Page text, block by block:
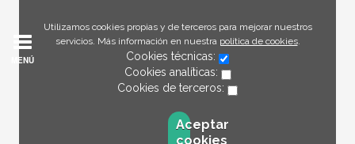
Utilizamos cookies propias y de terceros para mejorar nuestros
servicios. Más información en nuestra política de cookies.
Cookies técnicas:
Cookies analíticas:
Cookies de terceros:
Aceptar
cookies
MENÚ